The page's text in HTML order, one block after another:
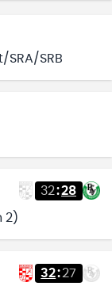
SRB
32:28
2)
32:27